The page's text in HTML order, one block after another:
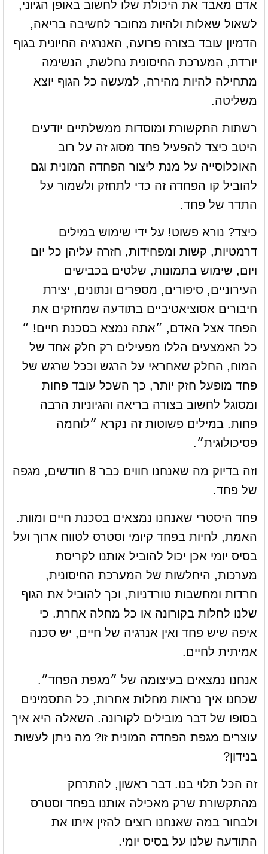
אדם מאבד את היכולת שלו לחשוב באופן הגיוני,
לשאול שאלות ולהיות מחובר לחשיבה בריאה,
הדמיון עובד בצורה פרועה, האנרגיה החיונית בגוף
יורדת, המערכת החיסונית נחלשת, הנשימה
מתחילה להיות מהירה, למעשה כל הגוף יוצא
משליטה.
רשתות התקשורת ומוסדות ממשלתיים יודעים
היטב כיצד להפעיל פחד מסוג זה על רוב
האוכלוסייה על מנת ליצור הפחדה המונית וגם
להוביל קו הפחדה זה כדי לתחזק ולשמור על
התדר של פחד.
כיצד? נורא פשוט! על ידי שימוש במילים
דרמטיות, קשות ומפחידות, חזרה עליהן כל יום
ויום, שימוש בתמונות, שלטים בכבישים
העירוניים, סיפורים, מספרים ונתונים, יצירת
חיבורים אסוציאטיביים בתודעה שמחזקים את
הפחד אצל האדם, ״אתה נמצא בסכנת חיים! ״
כל האמצעים הללו מפעילים רק חלק אחד של
המוח, החלק שאחראי על הרגש וככל שרגש של
פחד מופעל חזק יותר, כך השכל עובד פחות
ומסוגל לחשוב בצורה בריאה והגיוניות הרבה
פחות. במילים פשוטות זה נקרא ״לוחמה
פסיכולוגית״.
וזה בדיוק מה שאנחנו חווים כבר 8 חודשים, מגפה
של פחד.
פחד היסטרי שאנחנו נמצאים בסכנת חיים ומוות.
האמת, לחיות בפחד קיומי וסטרס לטווח ארוך ועל
בסיס יומי אכן יכול להוביל אותנו לקריסת
מערכות, היחלשות של המערכת החיסונית,
חרדות ומחשבות טורדניות, וכך להוביל את הגוף
שלנו לחלות בקורונה או כל מחלה אחרת. כי
איפה שיש פחד ואין אנרגיה של חיים, יש סכנה
אמיתית לחיים.
אנחנו נמצאים בעיצומה של ״מגפת הפחד״.
שכחנו איך נראות מחלות אחרות, כל התסמינים
בסופו של דבר מובילים לקורונה. השאלה היא איך
עוצרים מגפת הפחדה המונית זו? מה ניתן לעשות
בנידון?
זה הכל תלוי בנו. דבר ראשון, להתרחק
מהתקשורת שרק מאכילה אותנו בפחד וסטרס
ולבחור במה שאנחנו רוצים להזין איתו את
התודעה שלנו על בסיס יומי.